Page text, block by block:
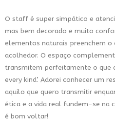
O staff é super simpático e
mas bem decorado e muito
elementos naturais preenchem o
acolhedor. O espaço
transmitem perfeitamente o que
every kind’. Adorei conhecer um
aquilo que quero transmitir
ética e a vida real fundem-se na
é bom voltar!